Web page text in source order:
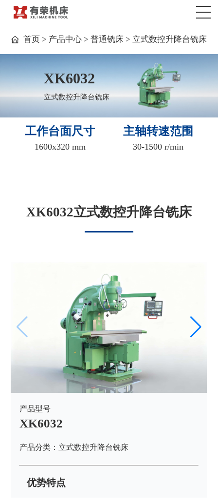
首页 > 产品中心 >普通铣床 > 立式数控升降台铣床
XK6032
立式数控升降台铣床
工作台面尺寸
1600x320 mm
主轴转速范围
30-1500 r/min
XK6032立式数控升降台铣床
产品型号
XK6032
产品分类：立式数控升降台铣床
优势特点